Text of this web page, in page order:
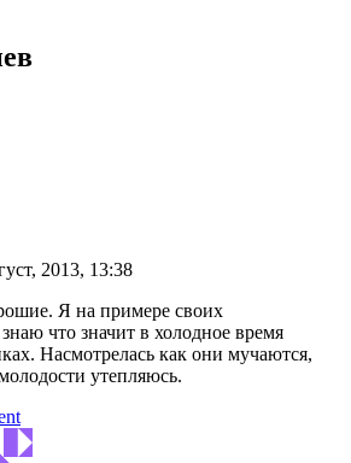
2013, 13:38
Я на примере своих
что значит в холодное время
Насмотрелась как они мучаются,
утепляюсь.